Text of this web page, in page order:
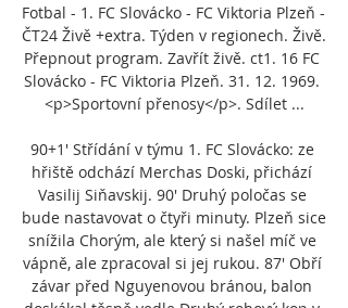
Fotbal - 1. FC Slovácko - FC Viktoria Plzeň -
ČT24 Živě +extra. Týden v regionech. Živě.
Přepnout program. Zavřít živě. ct1. 16 FC
Slovácko - FC Viktoria Plzeň. 31. 12. 1969.
<p>Sportovní přenosy</p>. Sdílet ...
90+1' Střídání v týmu 1. FC Slovácko: ze
hřiště odchází Merchas Doski, přichází
Vasilij Siňavskij. 90' Druhý poločas se
bude nastavovat o čtyři minuty. Plzeň sice
snížila Chorým, ale který si našel míč ve
vápně, ale zpracoval si jej rukou. 87' Obří
závar před Nguyenovou bránou, balon